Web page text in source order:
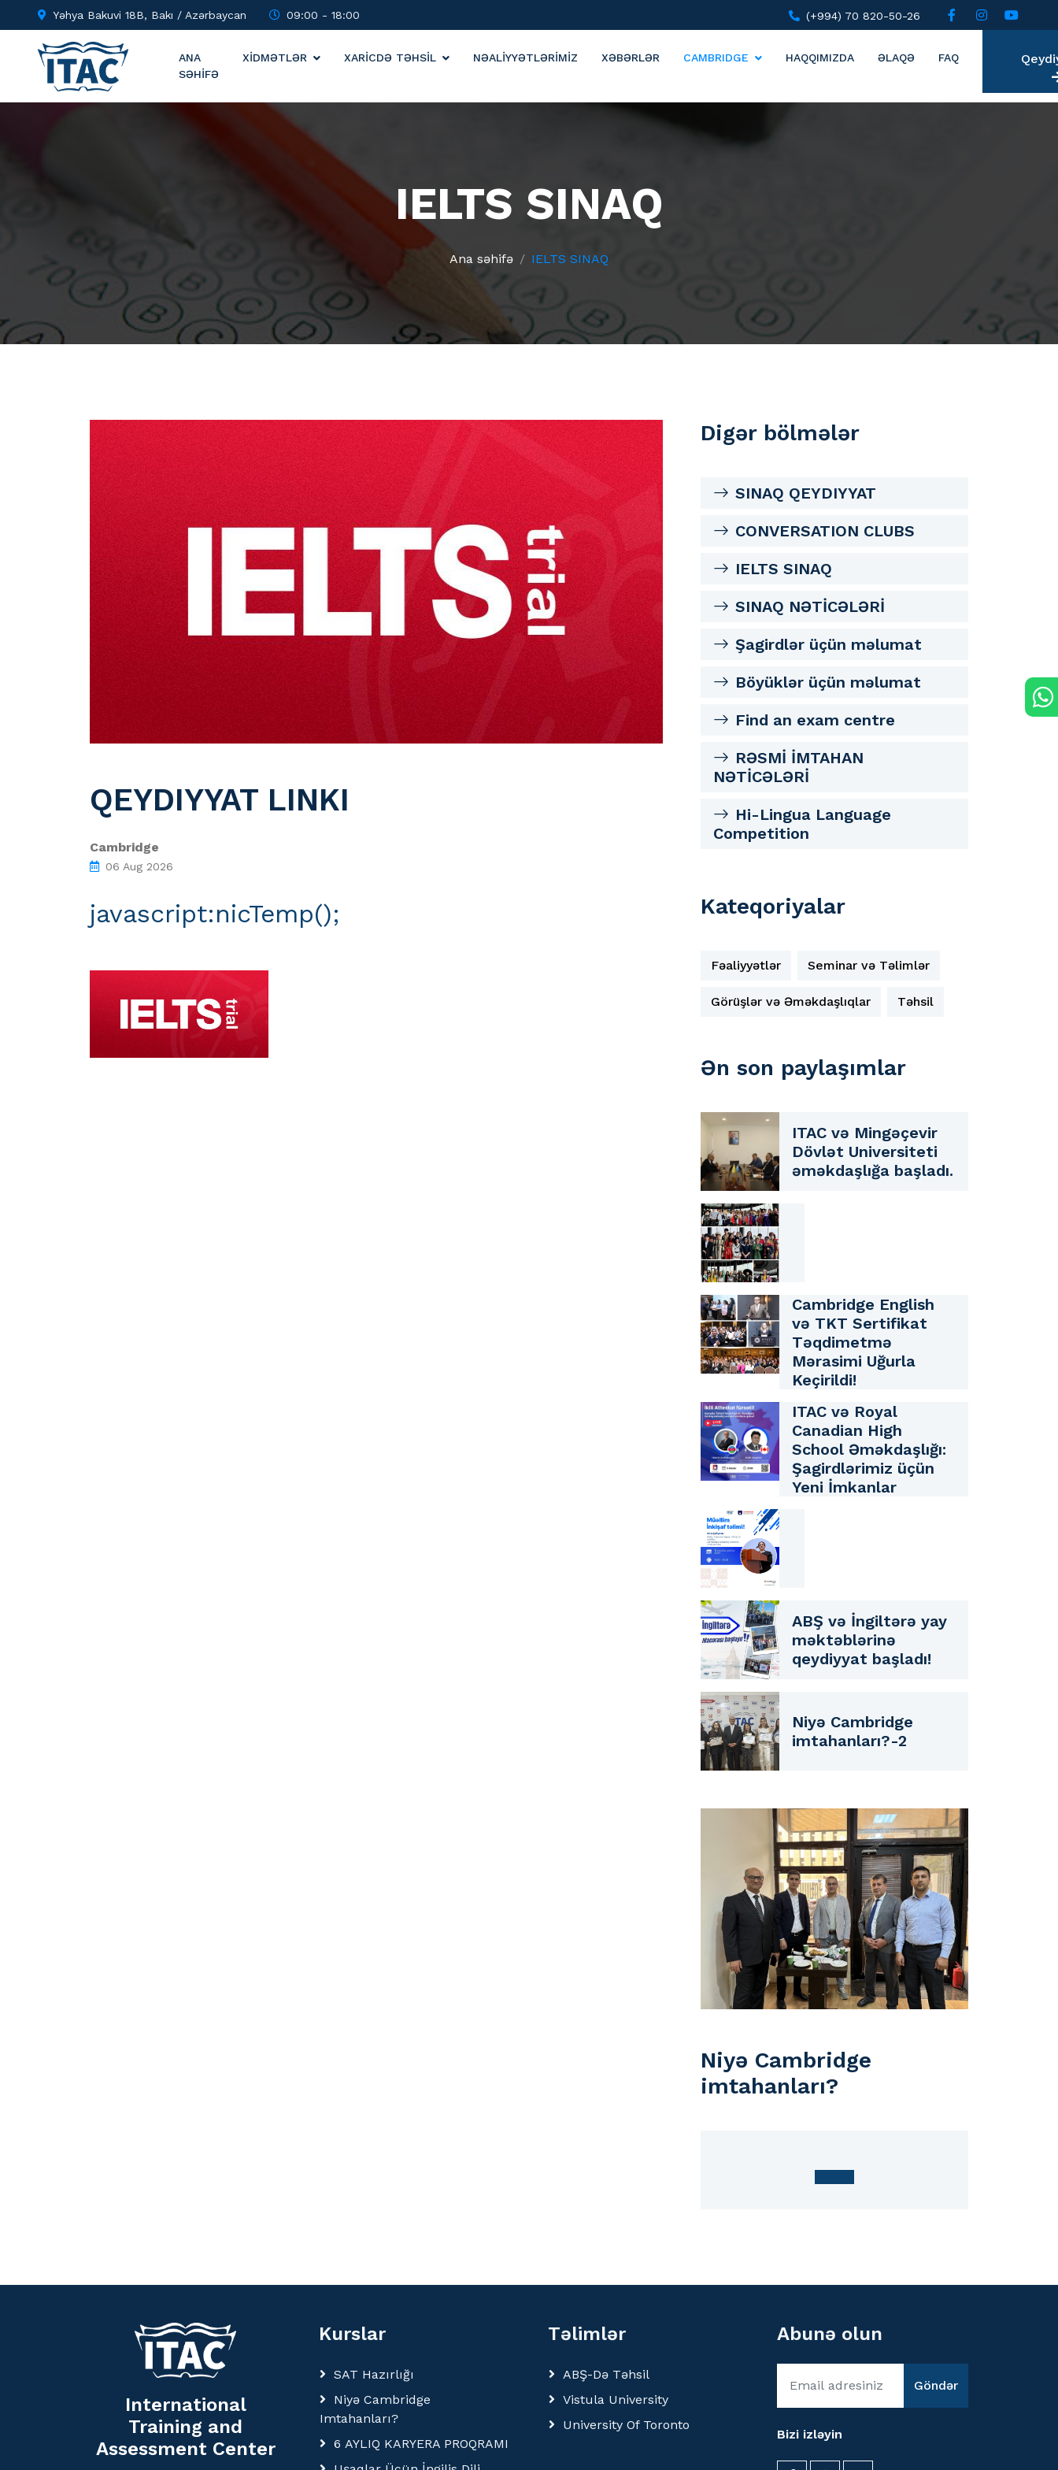
Yəhya Bakuvi 18B, Bakı / Azərbaycan 09:00 - 18:00 (+994) 70 820-50-26
ANA
SƏHİFƏ
XİDMƏTLƏR XARİCDƏ TƏHSİL NƏALİYYƏTLƏRİMİZ XƏBƏRLƏR CAMBRIDGE HAQQIMIZDA ƏLAQƏ FAQ
IELTS SINAQ
Ana səhifə IELTS SINAQ
QEYDIYYAT LINKI
Cambridge
06 Aug 2026
javascript:nicTemp();
Digər bölmələr
SINAQ QEYDIYYAT
CONVERSATION CLUBS
IELTS SINAQ
SINAQ NƏTİCƏLƏRİ
Şagirdlər üçün məlumat
Böyüklər üçün məlumat
Find an exam centre
RƏSMİ İMTAHAN
NƏTİCƏLƏRİ
Hi-Lingua Language
Competition
Kateqoriyalar
Fəaliyyətlər Seminar və Təlimlər
Görüşlər və Əməkdaşlıqlar Təhsil
Ən son paylaşımlar
ITAC və Mingəçevir
Dövlət Universiteti
əməkdaşlığa başladı.
Cambridge English
və TKT Sertifikat
Təqdimetmə
Mərasimi Uğurla
Keçirildi!
ITAC və Royal
Canadian High
School Əməkdaşlığı:
Şagirdlərimiz üçün
Yeni İmkanlar
ABŞ və İngiltərə yay
məktəblərinə
qeydiyyat başladı!
Niyə Cambridge
imtahanları?-2
Niyə Cambridge
imtahanları?
International
Training and
Assessment Center
Kurslar
SAT Hazırlığı
Niyə Cambridge
Imtahanları?
6 AYLIQ KARYERA PROQRAMI
Təlimlər
ABŞ-Də Təhsil
Vistula University
University Of Toronto
Abunə olun
Göndər
Bizi izləyin